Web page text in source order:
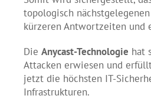
topologisch
kürzeren Antwortzeiten und
DieAnycast-Technologie hat
Attacken erwiesen und
jetzt die höchsten IT-
Infrastrukturen.